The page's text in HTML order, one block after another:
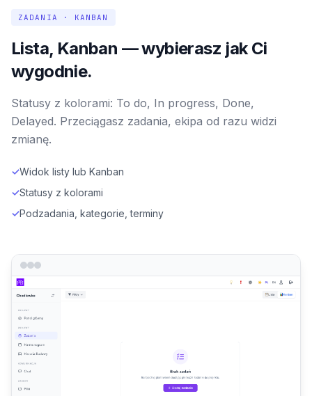
ZADANIA · KANBAN
Lista, Kanban — wybierasz jak Ci
wygodnie.
Statusy z kolorami: To do, In progress, Done,
Delayed. Przeciągasz zadania, ekipa od razu widzi
zmianę.
✓Widok listy lub Kanban
✓Statusy z kolorami
✓Podzadania, kategorie, terminy